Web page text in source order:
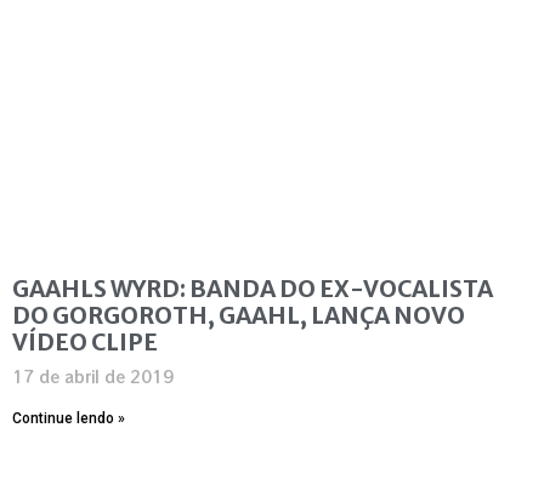
GAAHLS WYRD: BANDA DO EX-VOCALISTA
DO GORGOROTH, GAAHL, LANÇA NOVO
VÍDEO CLIPE
17 de abril de 2019
Continue lendo »